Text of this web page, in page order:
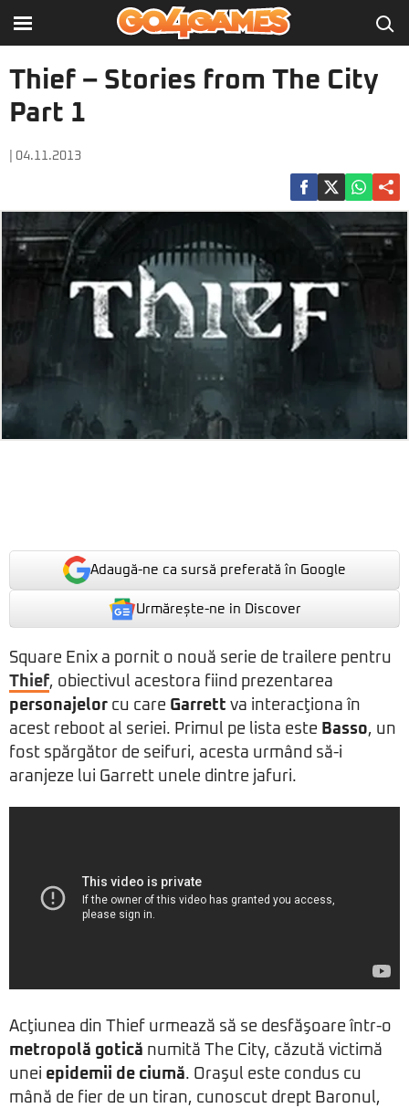
Thief – Stories from The City
Part 1
| 04.11.2013
Adaugă-ne ca sursă preferată în Google
Urmărește-ne in Discover
Square Enix a pornit o nouă serie de trailere pentru
Thief, obiectivul acestora fiind prezentarea
personajelor cu care Garrett va interacţiona în
acest reboot al seriei. Primul pe lista este Basso, un
fost spărgător de seifuri, acesta urmând să-i
aranjeze lui Garrett unele dintre jafuri.
Acţiunea din Thief urmează să se desfăşoare într-o
metropolă gotică numită The City, căzută victimă
unei epidemii de ciumă. Oraşul este condus cu
mână de fier de un tiran, cunoscut drept Baronul,